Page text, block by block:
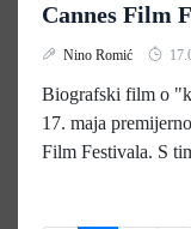
Cannes Film
Nino Romić
Biografski film o
17. maja
Film Festivala. S